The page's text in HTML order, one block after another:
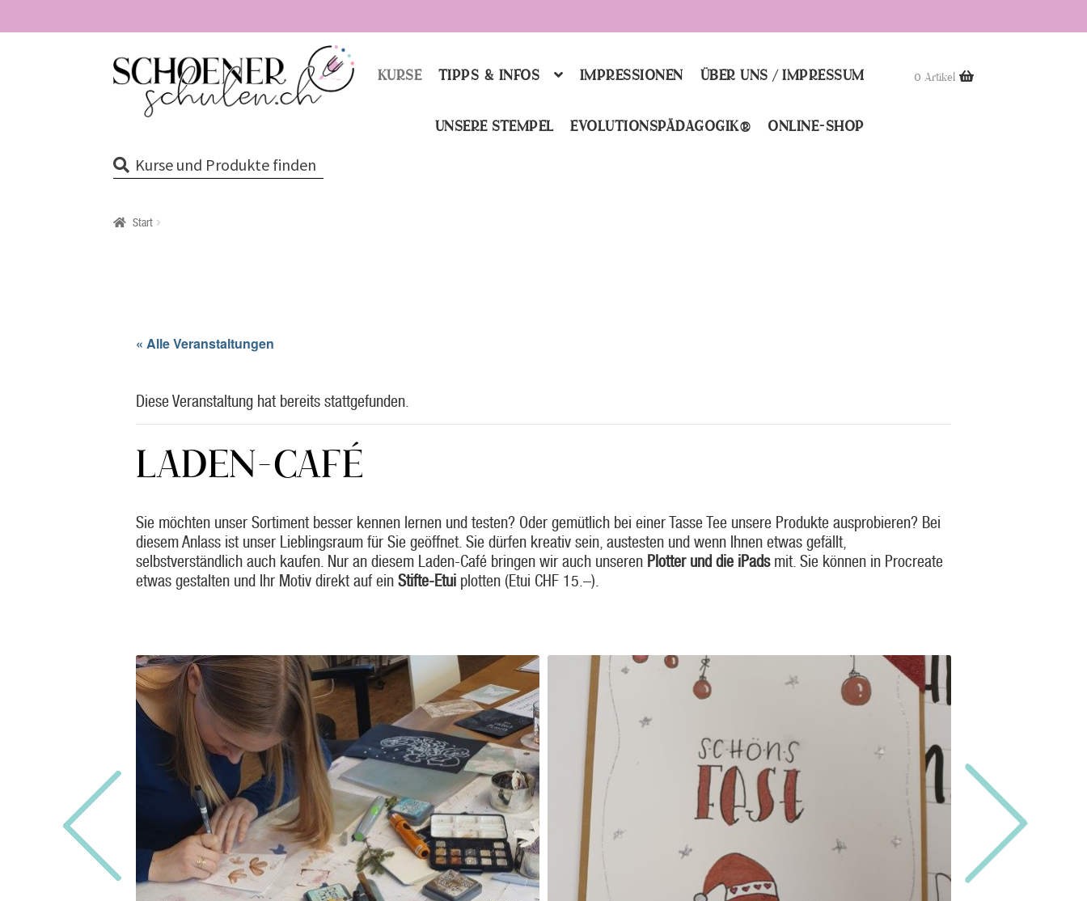
Zur
Navigation
springen
Zum
Inhalt
springen
KURSE TIPPS & INFOS IMPRESSIONEN ÜBER UNS / IMPRESSUM
UNSERE STEMPEL EVOLUTIONSPÄDAGOGIK® ONLINE-SHOP
0 Artikel
Kurse und Produkte finden
Start
« Alle Veranstaltungen
Diese Veranstaltung hat bereits stattgefunden.
LADEN-CAFÉ
Sie möchten unser Sortiment besser kennen lernen und testen? Oder gemütlich bei einer Tasse Tee unsere Produkte ausprobieren? Bei
diesem Anlass ist unser Lieblingsraum für Sie geöffnet. Sie dürfen kreativ sein, austesten und wenn Ihnen etwas gefällt,
selbstverständlich auch kaufen. Nur an diesem Laden-Café bringen wir auch unseren Plotter und die iPadsmit. Sie können in Procreate
etwas gestalten und Ihr Motiv direkt auf ein Stifte-Etui plotten (Etui CHF 15.–).